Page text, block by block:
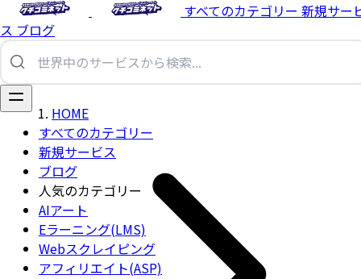
すべてのカテゴリー 新規サー
ス ブログ
すべてのカテゴリー
新規サービス
ブログ
人気のカテゴリー
AIアート
Eラーニング(LMS)
Webスクレイピング
アフィリエイト(ASP)
HOME